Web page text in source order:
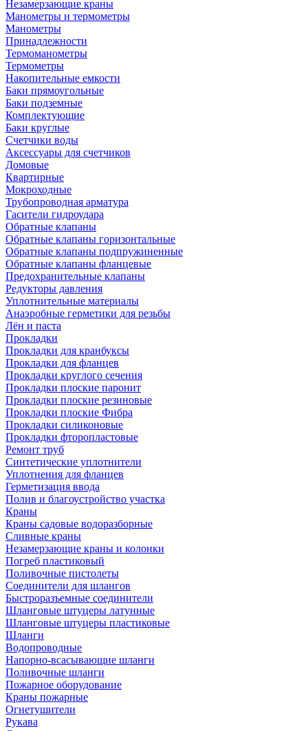
Незамерзающие краны
Манометры и термометры
Манометры
Принадлежности
Термоманометры
Термометры
Накопительные емкости
Баки прямоугольные
Баки подземные
Комплектующие
Баки круглые
Счетчики воды
Аксессуары для счетчиков
Домовые
Квартирные
Мокроходные
Трубопроводная арматура
Гасители гидроудара
Обратные клапаны
Обратные клапаны горизонтальные
Обратные клапаны подпружиненные
Обратные клапаны фланцевые
Предохранительные клапаны
Редукторы давления
Уплотнительные материалы
Анаэробные герметики для резьбы
Лён и паста
Прокладки
Прокладки для кранбуксы
Прокладки для фланцев
Прокладки круглого сечения
Прокладки плоские паронит
Прокладки плоские резиновые
Прокладки плоские Фибра
Прокладки силиконовые
Прокладки фторопластовые
Ремонт труб
Синтетические уплотнители
Уплотнения для фланцев
Герметизация ввода
Полив и благоустройство участка
Краны
Краны садовые водоразборные
Сливные краны
Незамерзающие краны и колонки
Погреб пластиковый
Поливочные пистолеты
Соединители для шлангов
Быстроразъемные соединители
Шланговые штуцеры латунные
Шланговые штуцеры пластиковые
Шланги
Водопроводные
Напорно-всасывающие шланги
Поливочные шланги
Пожарное оборудование
Краны пожарные
Огнетушители
Рукава